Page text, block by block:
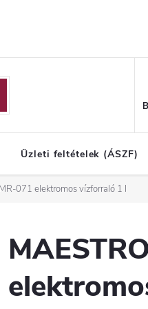
Üzleti feltételek (ÁSZF)
071 elektromos vízforraló 1 l